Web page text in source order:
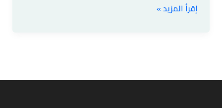
إقرأ المزيد »